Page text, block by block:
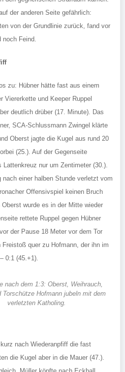
der anderen Seite gefährlich:
von der Grundlinie zurück, fand vor
noch Feind.
zu: Hübner hätte fast aus einem
Viererkette und Keeper Ruppel
deutlich drüber (17. Minute). Das
SCA-Schlussmann Zwingel klärte
Oberst jagte die Kugel aus rund 20
(25.). Auf der Gegenseite
Lattenkreuz nur um Zentimeter (30.).
einer halben Stunde verletzt vom
Offensivspiel keinen Bruch
wurde es in der Mitte wieder
rettete Ruppel gegen Hübner
der Pause 18 Meter vor dem Tor
quer zu Hofmann, der ihn im
0:1 (45.+1).
nach dem 1:3: Oberst, Weihrauch,
Torschütze Hofmann jubeln mit dem
verletzten Katholing.
nach Wiederanpfiff die fast
die Kugel aber in die Mauer (47.).